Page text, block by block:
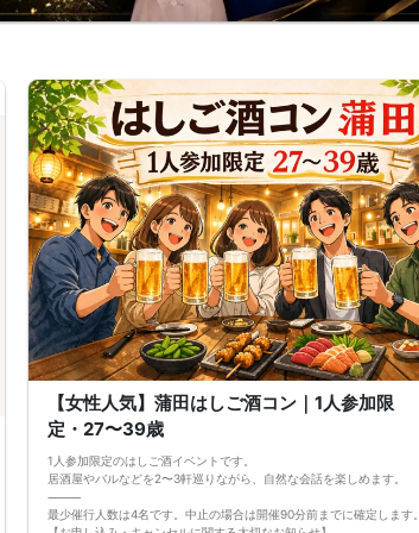
【女性人気】蒲田はしご酒コン｜1人参加限
定・27〜39歳
1人参加限定のはしご酒イベントです。
居酒屋やバルなどを2〜3軒巡りながら、自然な会話を楽しめます。
⸻
最少催行人数は4名です。中止の場合は開催90分前までに確定します。